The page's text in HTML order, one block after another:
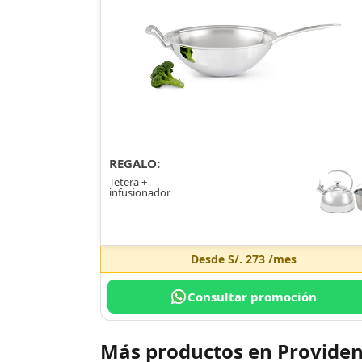
REGALO:
Tetera +
infusionador
Desde S/. 273/mes
Consultar promoción
Más productos en